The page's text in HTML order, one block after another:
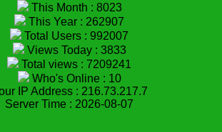
This Month : 8023
This Year : 262907
Total Users : 992007
Views Today : 3833
Total views : 7209241
Who's Online : 10
IP Address : 216.73.217.7
Server Time : 2026-08-07